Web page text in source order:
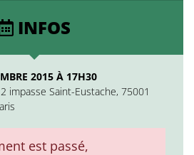
INFOS
2015 À 17H30
impasse Saint-Eustache, 75001
est passé,